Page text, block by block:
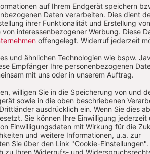
31/2026
:
2. August 2026
Zum Heft
30/
:
26. Juli
Zum Heft